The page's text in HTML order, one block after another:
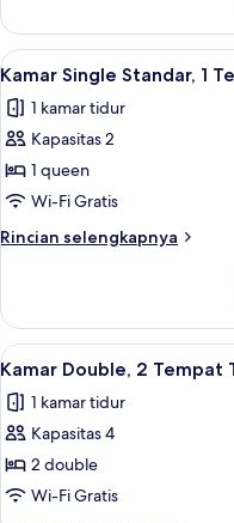
Queen,
dapur
kecil
Kamar
Single,
1
Tidur
Queen,
kecil
Lihat
semua
foto
untuk
Kamar
Single
Standar,
1
Tidur
Queen
4
Kamar Single Standar, 1
1 kamar tidur
Kapasitas 2
1 queen
Wi-Fi Gratis
Rincian selengkapnya
Rincian
Kamar
Single
Standar,
Tempat
Tidur
Lihat
semua
foto
untuk
Kamar
Double,
4
Kamar Double, 2 Tempat
1 kamar tidur
Kapasitas 4
2 double
Wi-Fi Gratis